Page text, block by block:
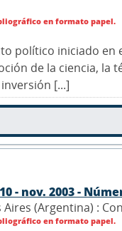
en formato papel.
político iniciado en
de la ciencia, la
[...]
- nov. 2003 -
Aires (Argentina) :
en formato papel.